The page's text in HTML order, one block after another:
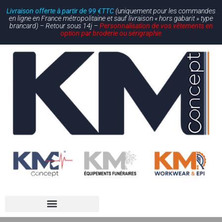
Livraison offerte à partir de 99 €TTC(uniquement pour les commandes
en ligne en France métropolitaine et sauf livraison « hors gabarit » type
brancard) – Retour sous 14j – Personnalisation de vos vêtements en
option par broderie ou sérigraphie